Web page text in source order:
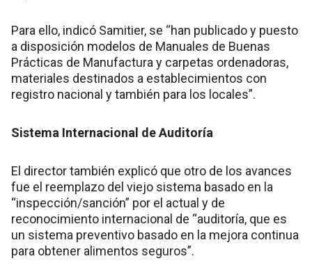
Para ello, indicó Samitier, se “han publicado y puesto
a disposición modelos de Manuales de Buenas
Prácticas de Manufactura y carpetas ordenadoras,
materiales destinados a establecimientos con
registro nacional y también para los locales”.
Sistema Internacional de Auditoría
El director también explicó que otro de los avances
fue el reemplazo del viejo sistema basado en la
“inspección/sanción” por el actual y de
reconocimiento internacional de “auditoría, que es
un sistema preventivo basado en la mejora continua
para obtener alimentos seguros”.